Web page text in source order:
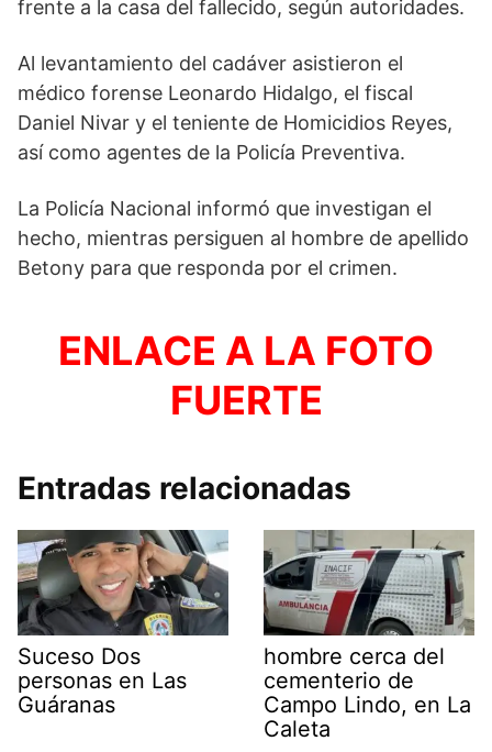
frente a la casa del fallecido, según autoridades.
Al levantamiento del cadáver asistieron el
médico forense Leonardo Hidalgo, el fiscal
Daniel Nivar y el teniente de Homicidios Reyes,
así como agentes de la Policía Preventiva.
La Policía Nacional informó que investigan el
hecho, mientras persiguen al hombre de apellido
Betony para que responda por el crimen.
ENLACE A LA FOTO
FUERTE
Entradas relacionadas
Suceso Dos
personas en Las
Guáranas
hombre cerca del
cementerio de
Campo Lindo, en La
Caleta